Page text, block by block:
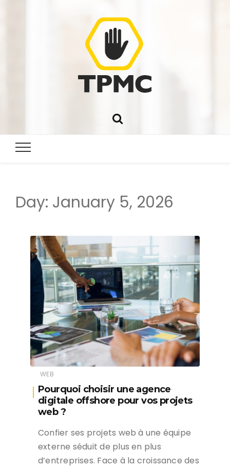
Day: January 5, 2026
WEB
Pourquoi choisir une agence
digitale offshore pour vos projets
web ?
Confier ses projets web à une équipe
externe séduit de plus en plus
d’entreprises. Face à la croissance des